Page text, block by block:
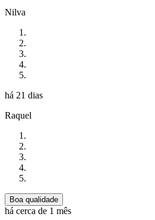
Nilva
há 21 dias
Raquel
Boa qualidade
há cerca de 1 mês